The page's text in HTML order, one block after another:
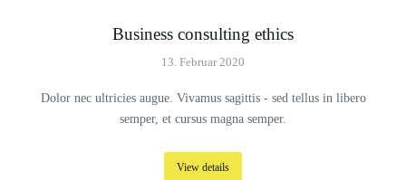
Business consulting ethics
13. Februar 2020
Dolor nec ultricies augue. Vivamus sagittis - sed tellus in libero
semper, et cursus magna semper.
View details